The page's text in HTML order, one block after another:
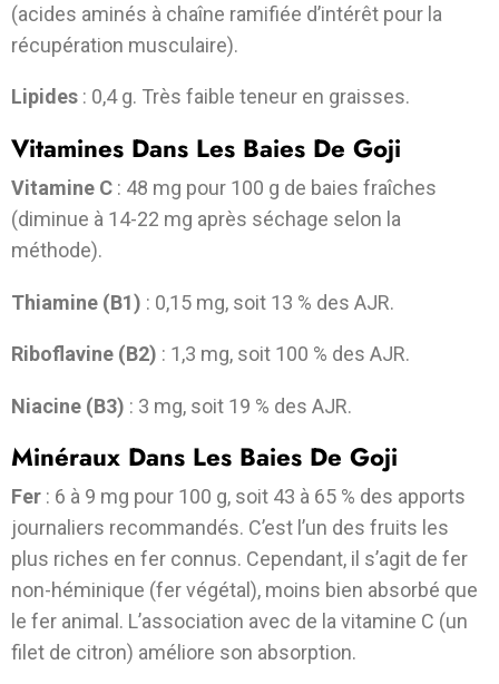
(acides aminés à chaîne ramifiée d’intérêt pour la
récupération musculaire).
Lipides : 0,4 g. Très faible teneur en graisses.
Vitamines Dans Les Baies De Goji
Vitamine C : 48 mg pour 100 g de baies fraîches
(diminue à 14-22 mg après séchage selon la
méthode).
Thiamine (B1) : 0,15 mg, soit 13 % des AJR.
Riboflavine (B2) : 1,3 mg, soit 100 % des AJR.
Niacine (B3) : 3 mg, soit 19 % des AJR.
Minéraux Dans Les Baies De Goji
Fer : 6 à 9 mg pour 100 g, soit 43 à 65 % des apports
journaliers recommandés. C’est l’un des fruits les
plus riches en fer connus. Cependant, il s’agit de fer
non-héminique (fer végétal), moins bien absorbé que
le fer animal. L’association avec de la vitamine C (un
filet de citron) améliore son absorption.